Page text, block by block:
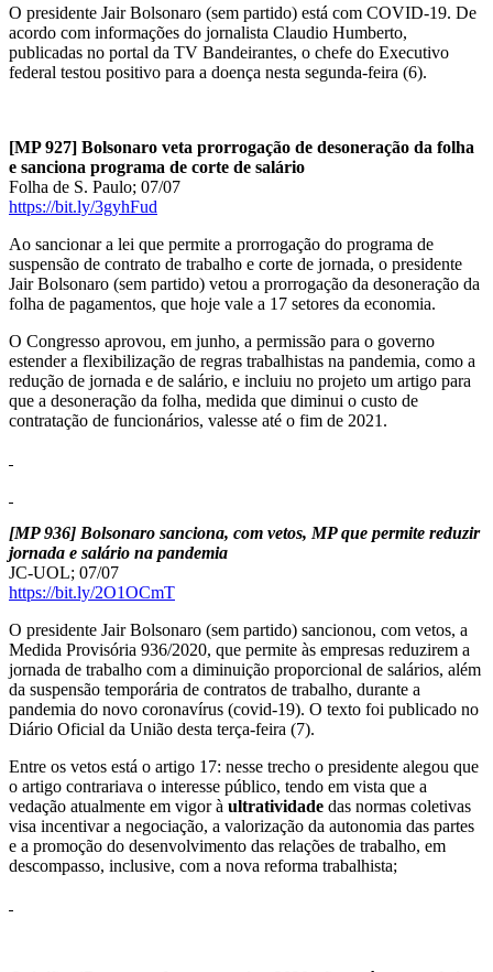
O presidente Jair Bolsonaro (sem partido) está com COVID-19. De
acordo com informações do jornalista Claudio Humberto,
publicadas no portal da TV Bandeirantes, o chefe do Executivo
federal testou positivo para a doença nesta segunda-feira (6).
[MP 927] Bolsonaro veta prorrogação de desoneração da folha
e sanciona programa de corte de salário
Folha de S. Paulo; 07/07
https://bit.ly/3gyhFud
Ao sancionar a lei que permite a prorrogação do programa de
suspensão de contrato de trabalho e corte de jornada, o presidente
Jair Bolsonaro (sem partido) vetou a prorrogação da desoneração da
folha de pagamentos, que hoje vale a 17 setores da economia.
O Congresso aprovou, em junho, a permissão para o governo
estender a flexibilização de regras trabalhistas na pandemia, como a
redução de jornada e de salário, e incluiu no projeto um artigo para
que a desoneração da folha, medida que diminui o custo de
contratação de funcionários, valesse até o fim de 2021.
[MP 936] Bolsonaro sanciona, com vetos, MP que permite reduzir
jornada e salário na pandemia
JC-UOL; 07/07
https://bit.ly/2O1OCmT
O presidente Jair Bolsonaro (sem partido) sancionou, com vetos, a
Medida Provisória 936/2020, que permite às empresas reduzirem a
jornada de trabalho com a diminuição proporcional de salários, além
da suspensão temporária de contratos de trabalho, durante a
pandemia do novo coronavírus (covid-19). O texto foi publicado no
Diário Oficial da União desta terça-feira (7).
Entre os vetos está o artigo 17: nesse trecho o presidente alegou que
o artigo contrariava o interesse público, tendo em vista que a
vedação atualmente em vigor à ultratividade das normas coletivas
visa incentivar a negociação, a valorização da autonomia das partes
e a promoção do desenvolvimento das relações de trabalho, em
descompasso, inclusive, com a nova reforma trabalhista;